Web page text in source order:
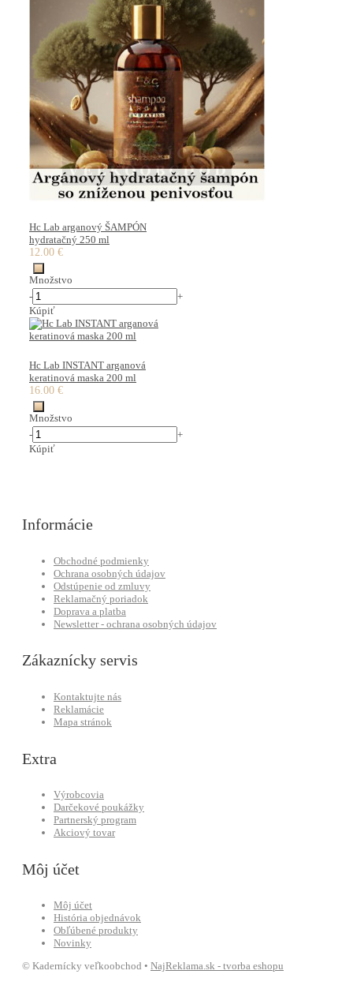
Hc Lab arganový ŠAMPÓN
hydratačný 250 ml
12.00 €
Množstvo
-
+
Kúpiť
Hc Lab INSTANT arganová
keratinová maska 200 ml
16.00 €
Množstvo
-
+
Kúpiť
Informácie
Obchodné podmienky
Ochrana osobných údajov
Odstúpenie od zmluvy
Reklamačný poriadok
Doprava a platba
Newsletter - ochrana osobných údajov
Zákaznícky servis
Kontaktujte nás
Reklamácie
Mapa stránok
Extra
Výrobcovia
Darčekové poukážky
Partnerský program
Akciový tovar
Môj účet
Môj účet
História objednávok
Obľúbené produkty
Novinky
© Kadernícky veľkoobchod • NajReklama.sk - tvorba eshopu